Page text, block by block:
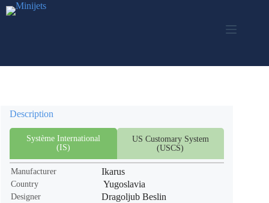
Skip
to
Description
Système International
(IS)
US Customary System
(USCS)
Manufacturer Ikarus
Country Yugoslavia
Designer Dragoljub Beslin